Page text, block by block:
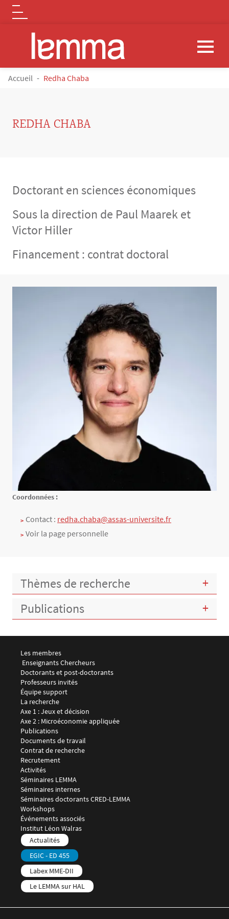
Aller au contenu principal
Logo
FIL D'ARIANE
Accueil Redha Chaba
REDHA CHABA
Doctorant en sciences économiques
Sous la direction de Paul Maarek et
Victor Hiller
Financement : contrat doctoral
Texte
Coordonnées :
Contact : redha.chaba@assas-universite.fr
Voir la page personnelle
Thèmes de recherche
Publications
Menu footer LEMMA 1
Les membres
Enseignants Chercheurs
Doctorants et post-doctorants
Professeurs invités
Équipe support
Menu footer LEMMA 2
La recherche
Axe 1 : Jeux et décision
Axe 2 : Microéconomie appliquée
Publications
Documents de travail
Contrat de recherche
Recrutement
Menu footer LEMMA 3
Activités
Séminaires LEMMA
Séminaires internes
Séminaires doctorants CRED-LEMMA
Workshops
Événements associés
Menu footer LEMMA 4
Institut Léon Walras
Menu footer LEMMA 5
Actualités
EGIC - ED 455
Labex MME-DII
Le LEMMA sur HAL